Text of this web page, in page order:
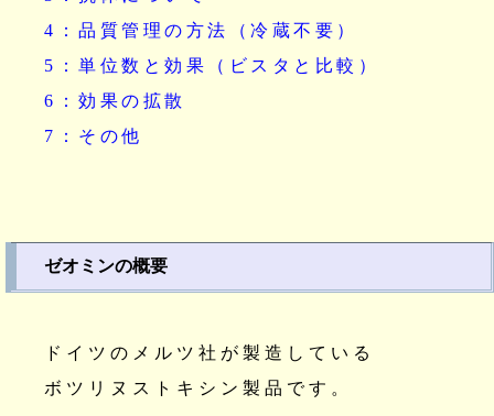
4：品質管理の方法（冷蔵不要）
5：単位数と効果（ビスタと比較）
6：効果の拡散
7：その他
ゼオミンの概要
ドイツのメルツ社が製造している
ボツリヌストキシン製品です。